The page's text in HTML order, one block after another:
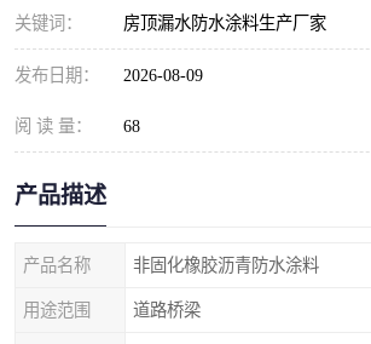
关键词： 房顶漏水防水涂料生产厂家
发布日期： 2026-08-09
阅 读 量： 68
产品描述
产品名称 非固化橡胶沥青防水涂料
用途范围 道路桥梁